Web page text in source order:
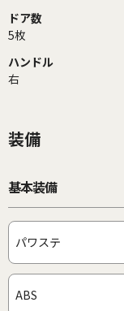
ドア数
5枚
ハンドル
右
装備
基本装備
パワステ
ABS